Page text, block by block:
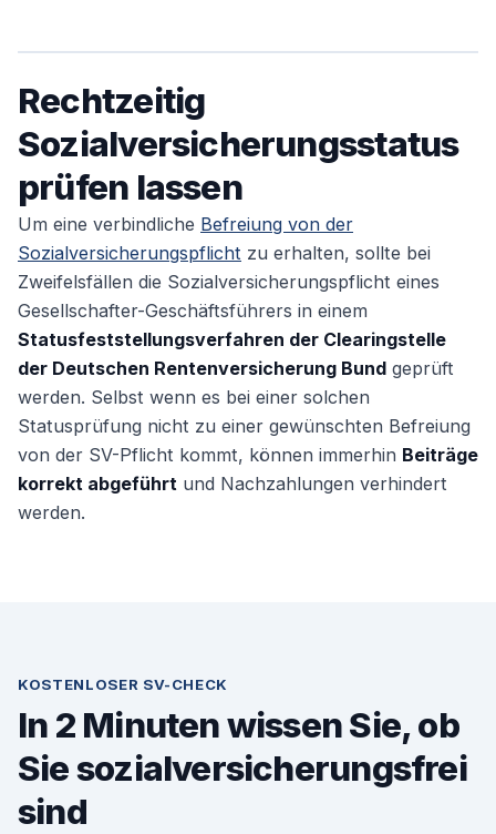
Rechtzeitig
Sozialversicherungsstatus
prüfen lassen
Um eine verbindliche Befreiung von der
Sozialversicherungspflicht zu erhalten, sollte bei
Zweifelsfällen die Sozialversicherungspflicht eines
Gesellschafter-Geschäftsführers in einem
Statusfeststellungsverfahren der Clearingstelle
der Deutschen Rentenversicherung Bund geprüft
werden. Selbst wenn es bei einer solchen
Statusprüfung nicht zu einer gewünschten Befreiung
von der SV-Pflicht kommt, können immerhin Beiträge
korrekt abgeführt und Nachzahlungen verhindert
werden.
KOSTENLOSER SV-CHECK
In 2 Minuten wissen Sie, ob
Sie sozialversicherungsfrei
sind